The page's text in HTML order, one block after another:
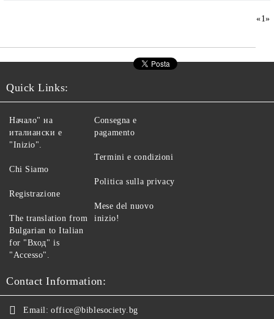
«1»
Quick Links:
Начало" на
италиански е
"Inizio".
Chi Siamo
Registrazione
The translation from
Bulgarian to Italian
for "Вход" is
"Accesso".
Consegna e
pagamento
Termini e condizioni
Politica sulla privacy
Mese del nuovo
inizio!
Contact Information:
Email: office@biblesociety.bg